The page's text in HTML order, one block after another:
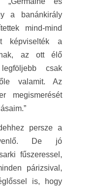
a banánkirály
mind-mind
képviselték a
az ott élő
csak
valamit. Az
megismerését
persze a
De jó
fűszeressel,
párizsival,
is, hogy